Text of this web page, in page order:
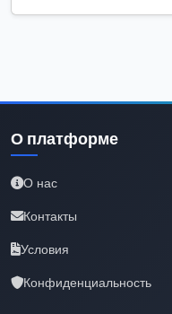
О платформе
О нас
Контакты
Условия
Конфиденциальность